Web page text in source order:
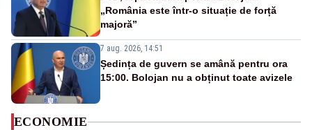
„România este într-o situație de forță
majoră”
7 aug. 2026, 14:51
Ședința de guvern se amână pentru ora
15:00. Bolojan nu a obținut toate avizele
ECONOMIE